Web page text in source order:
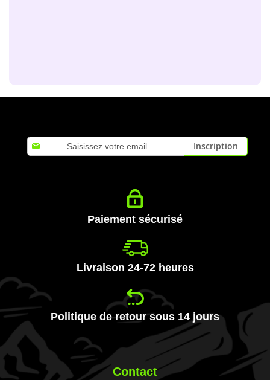
Inscription
à
Inscription
Paiement sécurisé
Livraison 24-72 heures
Politique de retour sous 14 jours
Contact